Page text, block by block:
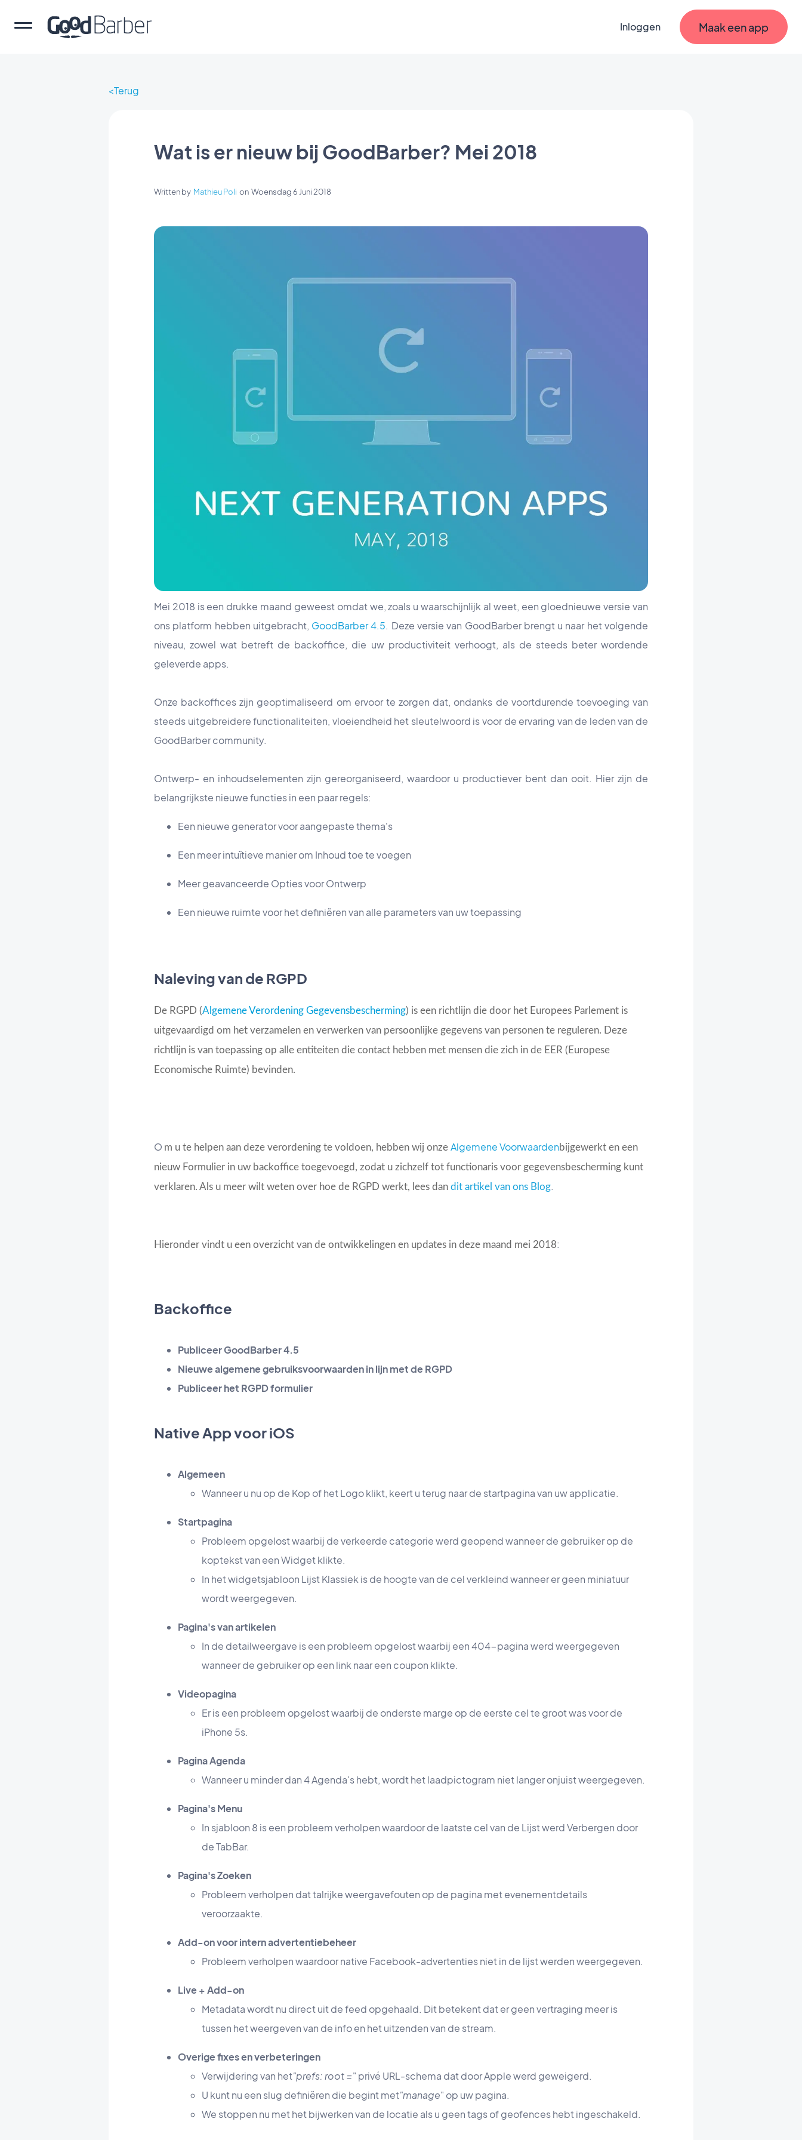
Inloggen Maak een app
Terug
Wat is er nieuw bij GoodBarber? Mei 2018
Written by Mathieu Poli on Woensdag 6 Juni 2018
Mei 2018 is een drukke maand geweest omdat we, zoals u waarschijnlijk al weet, een gloednieuwe versie van
ons platform hebben uitgebracht, GoodBarber 4.5. Deze versie van GoodBarber brengt u naar het volgende
niveau, zowel wat betreft de backoffice, die uw productiviteit verhoogt, als de steeds beter wordende
geleverde apps.
Onze backoffices zijn geoptimaliseerd om ervoor te zorgen dat, ondanks de voortdurende toevoeging van
steeds uitgebreidere functionaliteiten, vloeiendheid het sleutelwoord is voor de ervaring van de leden van de
GoodBarber community.
Ontwerp- en inhoudselementen zijn gereorganiseerd, waardoor u productiever bent dan ooit. Hier zijn de
belangrijkste nieuwe functies in een paar regels:
Een nieuwe generator voor aangepaste thema's
Een meer intuïtieve manier om Inhoud toe te voegen
Meer geavanceerde Opties voor Ontwerp
Een nieuwe ruimte voor het definiëren van alle parameters van uw toepassing
Naleving van de RGPD
De RGPD (Algemene Verordening Gegevensbescherming) is een richtlijn die door het Europees Parlement is
uitgevaardigd om het verzamelen en verwerken van persoonlijke gegevens van personen te reguleren. Deze
richtlijn is van toepassing op alle entiteiten die contact hebben met mensen die zich in de EER (Europese
Economische Ruimte) bevinden.
O m u te helpen aan deze verordening te voldoen, hebben wij onze Algemene Voorwaardenbijgewerkt en een
nieuw Formulier in uw backoffice toegevoegd, zodat u zichzelf tot functionaris voor gegevensbescherming kunt
verklaren. Als u meer wilt weten over hoe de RGPD werkt, lees dan dit artikel van ons Blog.
Hieronder vindt u een overzicht van de ontwikkelingen en updates in deze maand mei 2018:
Backoffice
Publiceer GoodBarber 4.5
Nieuwe algemene gebruiksvoorwaarden in lijn met de RGPD
Publiceer het RGPD formulier
Native App voor iOS
Algemeen
Wanneer u nu op de Kop of het Logo klikt, keert u terug naar de startpagina van uw applicatie.
Startpagina
Probleem opgelost waarbij de verkeerde categorie werd geopend wanneer de gebruiker op de
koptekst van een Widget klikte.
In het widgetsjabloon Lijst Klassiek is de hoogte van de cel verkleind wanneer er geen miniatuur
wordt weergegeven.
Pagina's van artikelen
In de detailweergave is een probleem opgelost waarbij een 404-pagina werd weergegeven
wanneer de gebruiker op een link naar een coupon klikte.
Videopagina
Er is een probleem opgelost waarbij de onderste marge op de eerste cel te groot was voor de
iPhone 5s.
Pagina Agenda
Wanneer u minder dan 4 Agenda's hebt, wordt het laadpictogram niet langer onjuist weergegeven.
Pagina's Menu
In sjabloon 8 is een probleem verholpen waardoor de laatste cel van de Lijst werd Verbergen door
de TabBar.
Pagina's Zoeken
Probleem verholpen dat talrijke weergavefouten op de pagina met evenementdetails
veroorzaakte.
Add-on voor intern advertentiebeheer
Probleem verholpen waardoor native Facebook-advertenties niet in de lijst werden weergegeven.
Live + Add-on
Metadata wordt nu direct uit de feed opgehaald. Dit betekent dat er geen vertraging meer is
tussen het weergeven van de info en het uitzenden van de stream.
Overige fixes en verbeteringen
Verwijdering van het"prefs: root =" privé URL-schema dat door Apple werd geweigerd.
U kunt nu een slug definiëren die begint met"manage" op uw pagina.
We stoppen nu met het bijwerken van de locatie als u geen tags of geofences hebt ingeschakeld.